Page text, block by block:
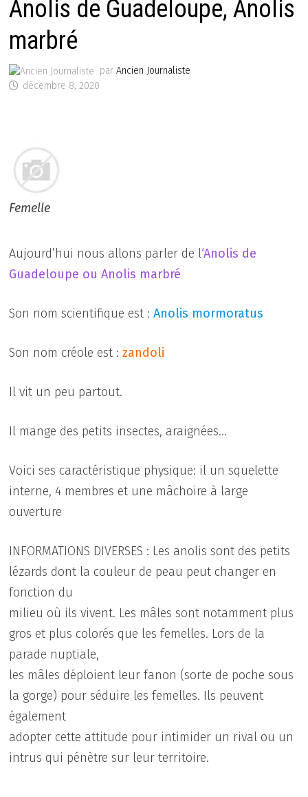
Anolis de Guadeloupe, Anolis
marbré
parAncien Journaliste
décembre 8, 2020
Femelle
Aujourd’hui nous allons parler de l‘Anolis de
Guadeloupe ou Anolis marbré
Son nom scientifique est :Anolis mormoratus
Son nom créole est :zandoli
Il vit un peu partout.
Il mange des petits insectes, araignées…
Voici ses caractéristique physique: il un squelette
interne, 4 membres et une mâchoire à large
ouverture
INFORMATIONS DIVERSES : Les anolis sont des petits
lézards dont la couleur de peau peut changer en
fonction du
milieu où ils vivent. Les mâles sont notamment plus
gros et plus colorés que les femelles. Lors de la
parade nuptiale,
les mâles déploient leur fanon (sorte de poche sous
la gorge) pour séduire les femelles. Ils peuvent
également
adopter cette attitude pour intimider un rival ou un
intrus qui pénètre sur leur territoire.